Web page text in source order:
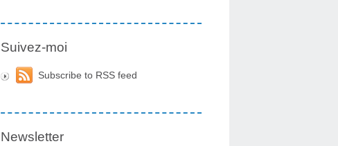
Suivez-moi
Subscribe to RSS feed
Newsletter